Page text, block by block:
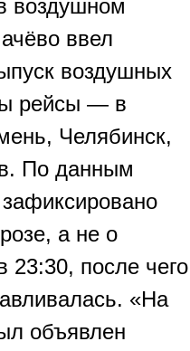
воздушном
ввел
воздушных
рейсы — в
Челябинск,
По данным
а не о
после чего
«На
объявлен